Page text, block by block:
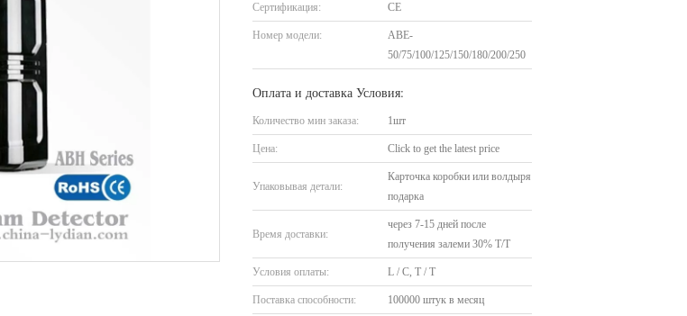
Сертификация: CE
Номер модели:
ABE-
50/75/100/125/150/180/200/250
Оплата и доставка Условия:
Количество мин заказа: 1шт
Цена: Click to get the latest price
Упаковывая детали:
Карточка коробки или волдыря
подарка
Время доставки:
через 7-15 дней после
получения залеми 30% T/T
Условия оплаты: L / C, T / T
Поставка способности: 100000 штук в месяц